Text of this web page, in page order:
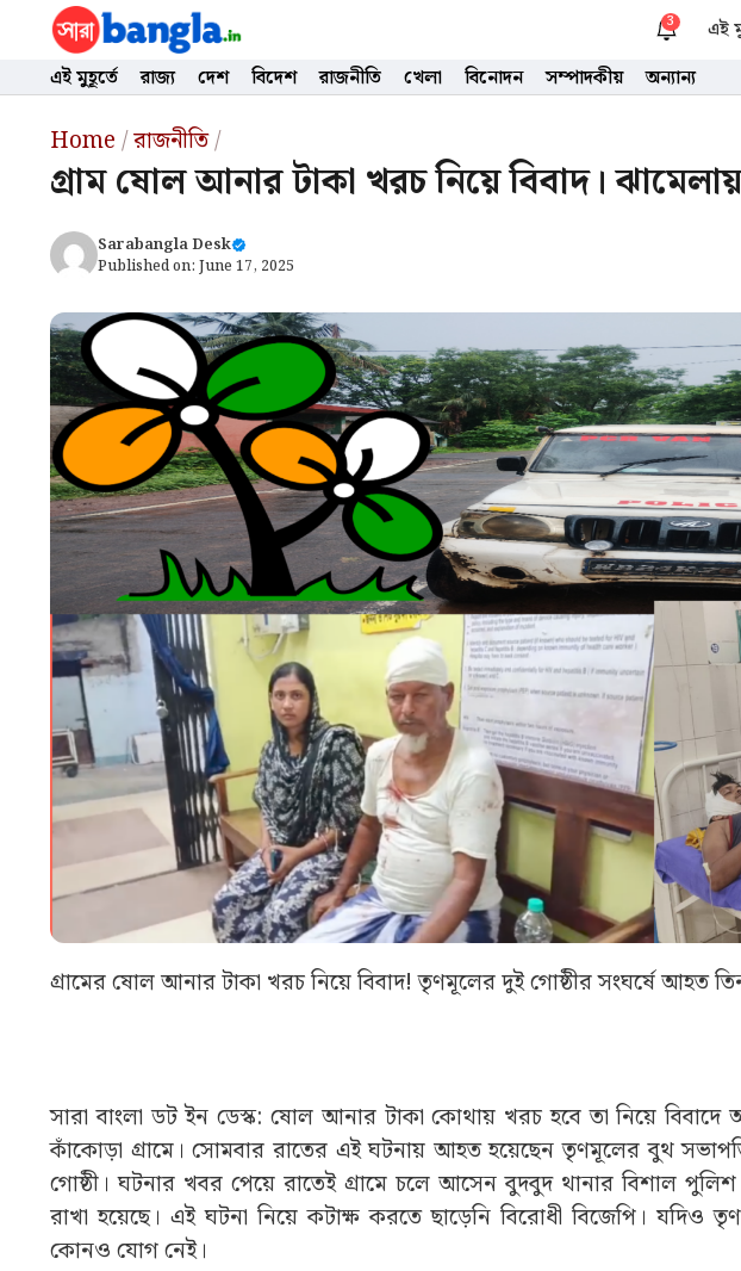
content
3 এই
এই মুহূর্তে রাজ্য দেশ বিদেশ রাজনীতি খেলা বিনোদন সম্পাদকীয় অন্যান্য
Home/রাজনীতি/
গ্রাম ষোল আনার টাকা খরচ নিয়ে বিবাদ।
Sarabangla Desk
Published on: June 17, 2025
গ্রামের ষোল আনার টাকা খরচ নিয়ে বিবাদ! তৃণমূলের দুই গোষ্ঠীর সংঘর্ষে আহত
সারা বাংলা ডট ইন ডেস্ক: ষোল আনার টাকা কোথায় খরচ হবে তা নিয়ে বিবাদে
কাঁকোড়া গ্রামে। সোমবার রাতের এই ঘটনায় আহত হয়েছেন তৃণমূলের বুথ
গোষ্ঠী। ঘটনার খবর পেয়ে রাতেই গ্রামে চলে আসেন বুদবুদ থানার বিশাল
রাখা হয়েছে। এই ঘটনা নিয়ে কটাক্ষ করতে ছাড়েনি বিরোধী বিজেপি। যদিও
কোনও যোগ নেই।